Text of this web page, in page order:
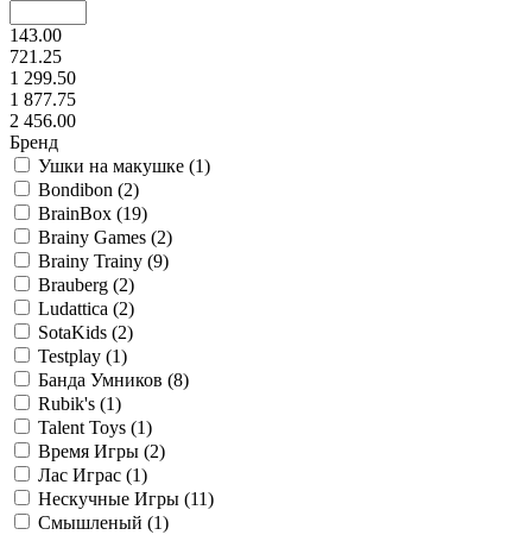
143.00
721.25
1 299.50
1 877.75
2 456.00
Бренд
Ушки на макушке (1)
Bondibon (2)
BrainBox (19)
Brainy Games (2)
Brainy Trainy (9)
Brauberg (2)
Ludattica (2)
SotaKids (2)
Testplay (1)
Банда Умников (8)
Rubik's (1)
Talent Toys (1)
Время Игры (2)
Лас Играс (1)
Нескучные Игры (11)
Смышленый (1)